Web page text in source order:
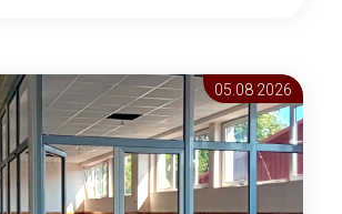
05.08 2026